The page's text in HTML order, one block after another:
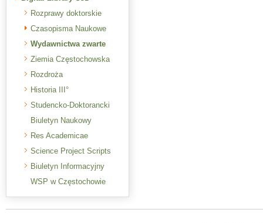
Rozprawy doktorskie
Czasopisma Naukowe
Wydawnictwa zwarte
Ziemia Częstochowska
Rozdroża
Historia III°
Studencko-Doktorancki
Biuletyn Naukowy
Res Academicae
Science Project Scripts
Biuletyn Informacyjny
WSP w Częstochowie